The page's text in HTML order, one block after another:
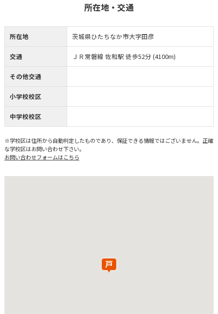
所在地・交通
所在地 茨城県ひたちなか市大字田彦
交通 ＪＲ常磐線 佐和駅 徒歩52分 (4100m)
その他交通
小学校校区
中学校校区
※学校区は住所から自動判定したものであり、保証できる情報ではございません。正確
な学校区はお問い合わせ下さい。
お問い合わせフォームはこちら